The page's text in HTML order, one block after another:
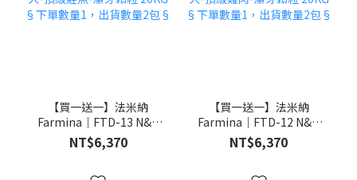
【買一送一】法米納
Farmina｜FTD-13 N&D
天然培育系列-全齡犬-頂級
鮭魚-潔牙顆粒 20KG §下
NT$6,370
【買一送一】法米納
Farmina｜FTD-12 N&D
天然培育系列-全齡犬-頂級
雞肉-潔牙顆粒 20KG §下
NT$6,370